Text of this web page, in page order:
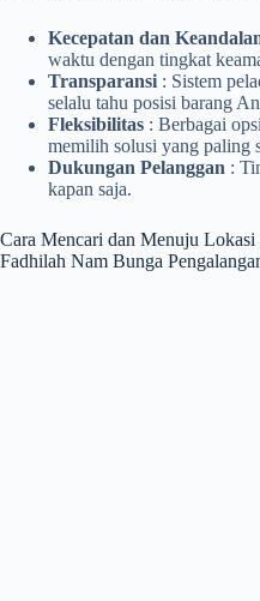
Kecepatan dan
waktu dengan tingkat
Transparansi : Sistem
selalu tahu posisi barang
Fleksibilitas : Berbagai
memilih solusi yang paling
Dukungan Pelanggan :
kapan saja.
Cara Mencari dan Menuju
Fadhilah Nam Bunga